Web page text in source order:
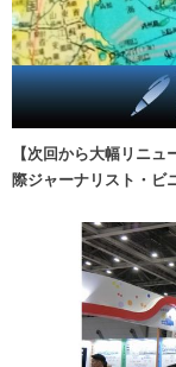
【次回から大幅リニ
際ジャーナリスト・ビ